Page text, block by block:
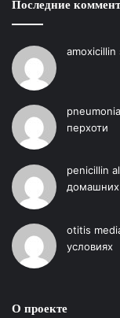
Последние
перхоти
penicillin
домашних
otitis
условиях
О проекте